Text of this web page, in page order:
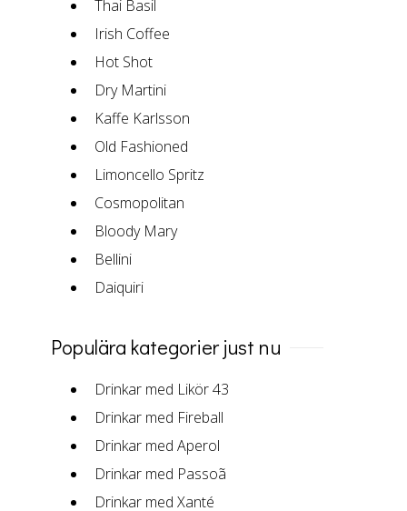
Thai Basil
Irish Coffee
Hot Shot
Dry Martini
Kaffe Karlsson
Old Fashioned
Limoncello Spritz
Cosmopolitan
Bloody Mary
Bellini
Daiquiri
Populära kategorier just nu
Drinkar med Likör 43
Drinkar med Fireball
Drinkar med Aperol
Drinkar med Passoã
Drinkar med Xanté